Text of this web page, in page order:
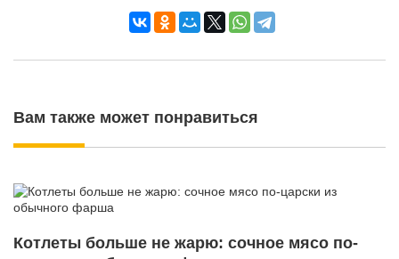
Вам также может понравиться
Котлеты больше не жарю: сочное мясо по-